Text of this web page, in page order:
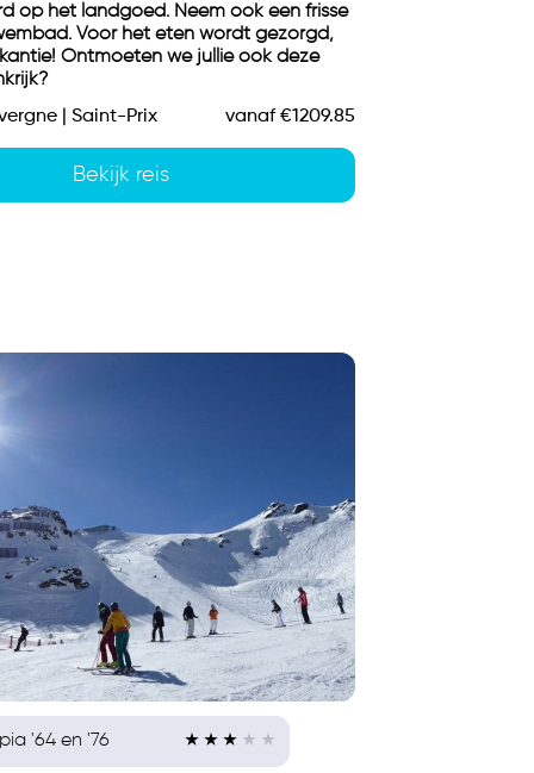
op het landgoed. Neem ook een frisse
Voor het eten wordt gezorgd,
Ontmoeten we jullie ook deze
| Saint-Prix
vanaf €1209.85
Bekijk reis
'64 en '76